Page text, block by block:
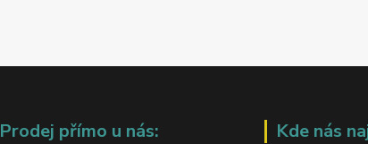
Prodej přímo u nás: Kde nás